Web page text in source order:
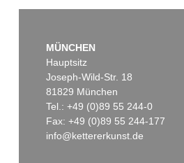
MÜNCHEN
Hauptsitz
Joseph-Wild-Str. 18
81829 München
Tel.: +49 (0)89 55 244-0
Fax: +49 (0)89 55 244-177
info@kettererkunst.de